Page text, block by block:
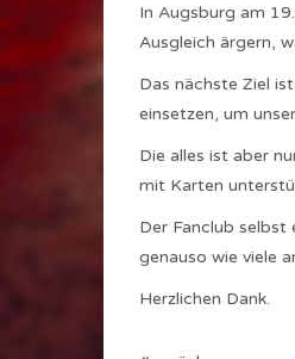
In Augsburg am
Ausgleich ärgern,
Das nächste Ziel
einsetzen, um
Die alles ist aber
mit Karten
Der Fanclub selbst
genauso wie viele
Herzlichen Dank.